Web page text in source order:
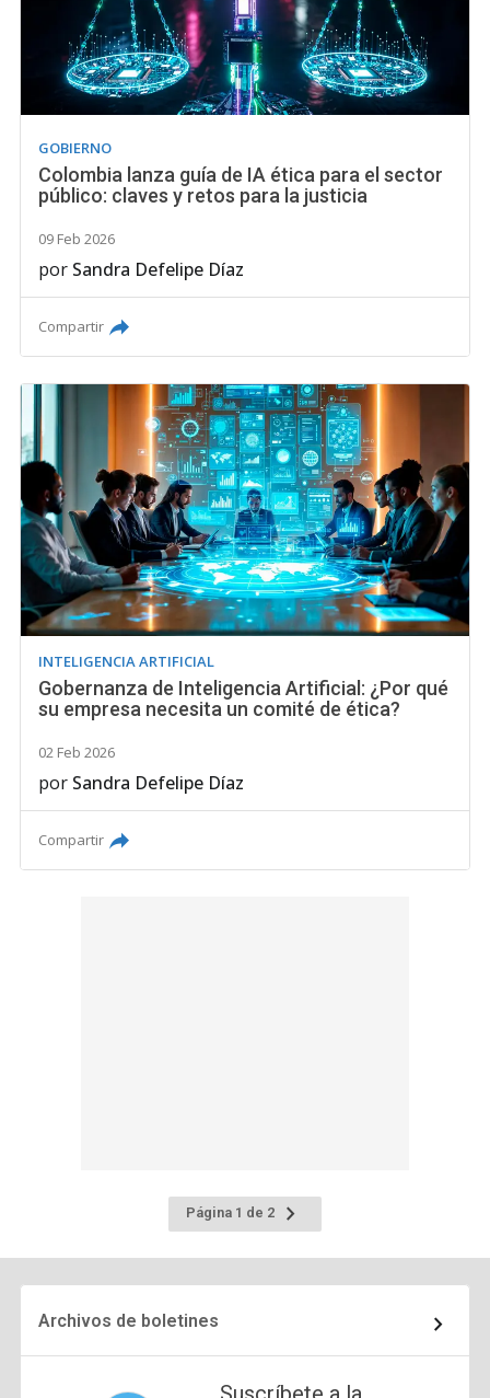
GOBIERNO
Colombia lanza guía de IA ética para el sector
público: claves y retos para la justicia
09 Feb 2026
por Sandra Defelipe Díaz
Compartir
INTELIGENCIA ARTIFICIAL
Gobernanza de Inteligencia Artificial: ¿Por qué
su empresa necesita un comité de ética?
02 Feb 2026
por Sandra Defelipe Díaz
Compartir
Página 1 de 2
Ir
a
Archivos de boletines